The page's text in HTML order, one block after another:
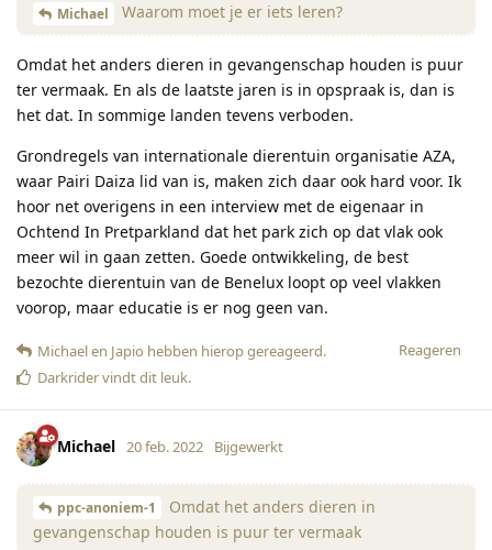
Michael Waarom moet je er iets leren?
Omdat het anders dieren in gevangenschap houden is puur
ter vermaak. En als de laatste jaren is in opspraak is, dan is
het dat. In sommige landen tevens verboden.
Grondregels van internationale dierentuin organisatie AZA,
waar Pairi Daiza lid van is, maken zich daar ook hard voor. Ik
hoor net overigens in een interview met de eigenaar in
Ochtend In Pretparkland dat het park zich op dat vlak ook
meer wil in gaan zetten. Goede ontwikkeling, de best
bezochte dierentuin van de Benelux loopt op veel vlakken
voorop, maar educatie is er nog geen van.
Reageren
Michaelen Japio hebben hierop gereageerd.
Darkridervindt dit leuk.
Michael 20 feb. 2022 Bijgewerkt
ppc-anoniem-1
Omdat het anders dieren in
gevangenschap houden is puur ter vermaak